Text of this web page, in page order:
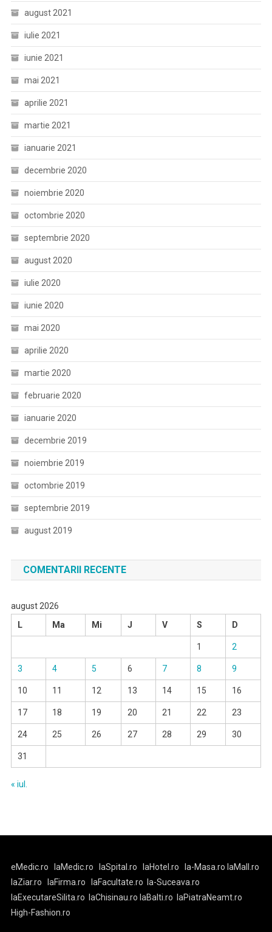
august 2021
iulie 2021
iunie 2021
mai 2021
aprilie 2021
martie 2021
ianuarie 2021
decembrie 2020
noiembrie 2020
octombrie 2020
septembrie 2020
august 2020
iulie 2020
iunie 2020
mai 2020
aprilie 2020
martie 2020
februarie 2020
ianuarie 2020
decembrie 2019
noiembrie 2019
octombrie 2019
septembrie 2019
august 2019
COMENTARII RECENTE
august 2026
L
Ma Mi J V S D
1 2
3 4 5 6 7 8 9
10 11 12 13 14 15 16
17 18 19 20 21 22 23
24 25 26 27 28 29 30
31
« iul.
eMedic.ro laMedic.ro laSpital.ro laHotel.ro la-Masa.ro laMall.ro
laZiar.ro
laFirma.ro laFacultate.ro
la-Suceava.ro
laExecutareSilita.ro
laChisinau.ro laBalti.ro
laPiatraNeamt.ro
High-Fashion.ro